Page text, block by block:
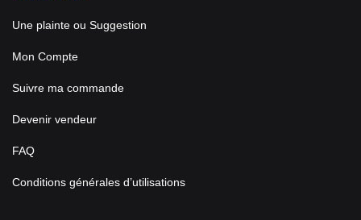
Une plainte ou Suggestion
Mon Compte
Suivre ma commande
Devenir vendeur
FAQ
Conditions générales d’utilisations